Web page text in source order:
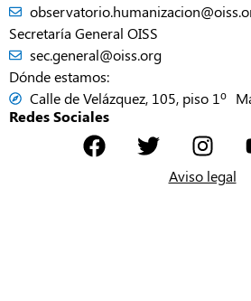
Secretaría General OISS
sec.general@oiss.org
Dónde estamos:
Calle de Velázquez, 105, piso 1º
Redes Sociales
Aviso legal